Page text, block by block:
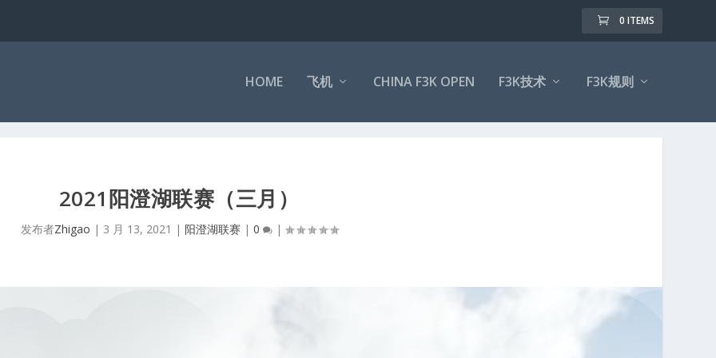
0 ITEMS
HOME 飞机 CHINA F3K OPEN F3K技术 F3K规则
2021阳澄湖联赛（三月）
发布者Zhigao | 3 月 13, 2021 | 阳澄湖联赛| 0 |